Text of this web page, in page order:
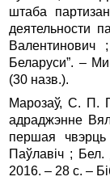
штаба
деятельности
Беларуси”. –
(30 назв.).
Марозаў, С. П.
адраджэнне
першая
Паўлавіч ;
2016. – 28 с. –